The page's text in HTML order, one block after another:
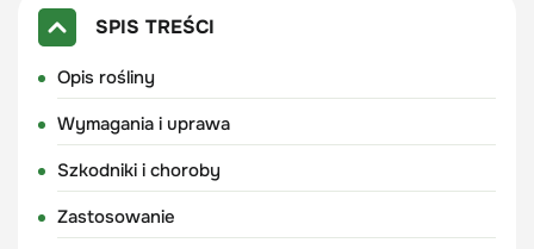
SPIS TREŚCI
Opis rośliny
Wymagania i uprawa
Szkodniki i choroby
Zastosowanie